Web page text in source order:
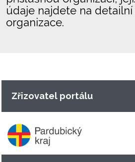
údaje najdete na
organizace.
Zřizovatel portálu